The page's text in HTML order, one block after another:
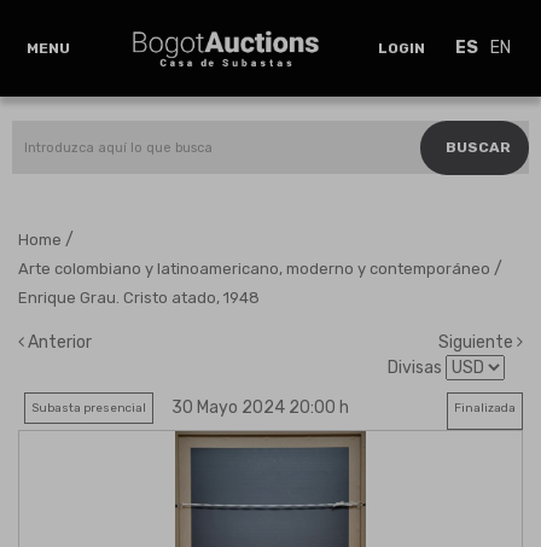
MENU LOGIN ES EN
BUSCAR
Home /
Arte colombiano y latinoamericano, moderno y contemporáneo /
Enrique Grau. Cristo atado, 1948
Anterior
Siguiente
Divisas
Subasta presencial 30 Mayo 2024 20:00 h Finalizada